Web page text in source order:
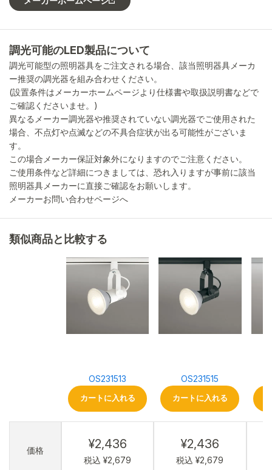
調光可能のLED製品について
調光可能型の照明器具をご注文される場合、該当照明器具メーカ
ー推奨の調光器を組み合わせください。
(設置条件はメーカーホームページより仕様書や取扱説明書などで
ご確認くださいませ。)
異なるメーカー調光器や推奨されていない調光器でご使用された
場合、不点灯や点滅などの不具合症状が出る可能性がございま
す。
この場合メーカー保証対象外になりますのでご注意ください。
ご使用条件など詳細につきましては、恐れ入りますが事前に該当
照明器具メーカーに直接ご確認をお願いします。
メーカーお問い合わせページへ
類似商品と比較する
価格
OS231513
カートに入れる
¥2,436
税込 ¥2,679
OS231515
カートに入れる
¥2,436
税込 ¥2,679